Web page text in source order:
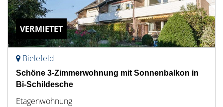
VERMIETET
Bielefeld
Schöne 3-Zimmerwohnung mit Sonnenbalkon in
Bi-Schildesche
Etagenwohnung